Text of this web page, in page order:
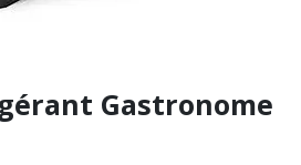
Gastronome